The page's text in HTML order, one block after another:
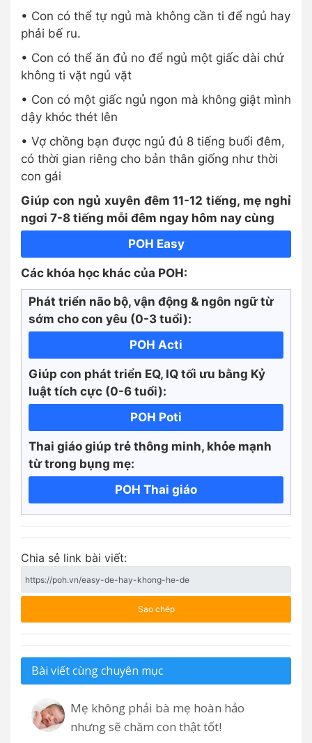
• Con có thể tự ngủ mà không cần ti để ngủ hay
phải bế ru.
• Con có thể ăn đủ no để ngủ một giấc dài chứ
không ti vặt ngủ vặt
• Con có một giấc ngủ ngon mà không giật mình
dậy khóc thét lên
• Vợ chồng bạn được ngủ đủ 8 tiếng buổi đêm,
có thời gian riêng cho bản thân giống như thời
con gái
Giúp con ngủ xuyên đêm 11-12 tiếng, mẹ nghỉ
ngơi 7-8 tiếng mỗi đêm ngay hôm nay cùng
POH Easy
Các khóa học khác của POH:
Phát triển não bộ, vận động & ngôn ngữ từ
sớm cho con yêu (0-3 tuổi):
POH Acti
Giúp con phát triển EQ, IQ tối ưu bằng Kỷ
luật tích cực (0-6 tuổi):
POH Poti
Thai giáo giúp trẻ thông minh, khỏe mạnh
từ trong bụng mẹ:
POH Thai giáo
Chia sẻ link bài viết:
Sao chép
Bài viết cùng chuyên mục
Mẹ không phải bà mẹ hoàn hảo
nhưng sẽ chăm con thật tốt!